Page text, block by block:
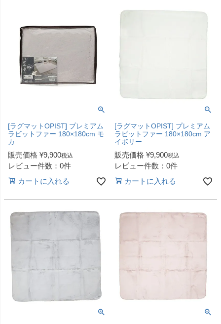
[ラグマットOPIST] プレミアム
ラビットファー 180×180cm モ
カ
販売価格 ¥9,900税込
レビュー件数：0件
カートに入れる
[ラグマットOPIST] プレミアム
ラビットファー 180×180cm ア
イボリー
販売価格 ¥9,900税込
レビュー件数：0件
カートに入れる